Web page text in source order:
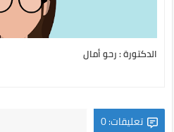
الدكتورة : رحو أمال
تعليقات: 0